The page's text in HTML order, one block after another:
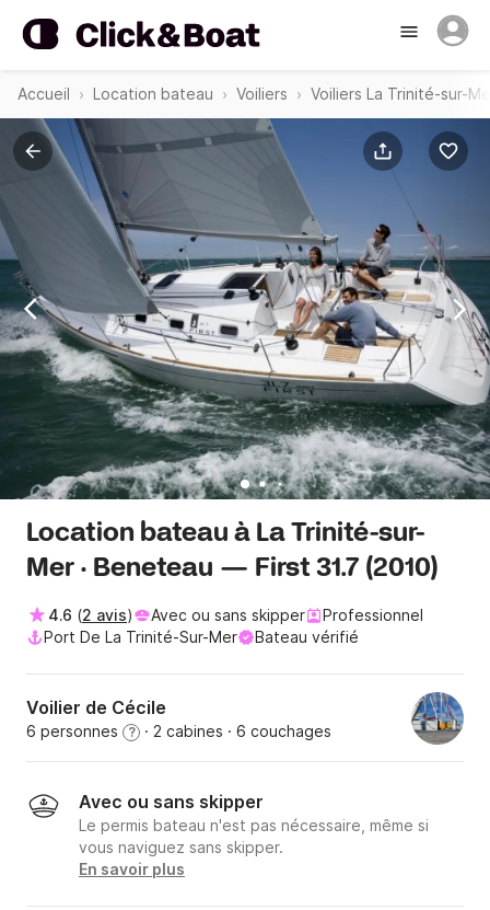
Accueil Location bateau Voiliers Voiliers La Trinité-sur-
Location bateau à La Trinité-sur-
Mer · Beneteau — First 31.7 (2010)
4.6 (2 avis) Avec ou sans skipper
Professionnel
Port De La Trinité-Sur-Mer
Bateau vérifié
Voilier de Cécile
6 personnes ? · 2 cabines · 6 couchages
Avec ou sans skipper
Le permis bateau n'est pas nécessaire, même si
vous naviguez sans skipper.
En savoir plus